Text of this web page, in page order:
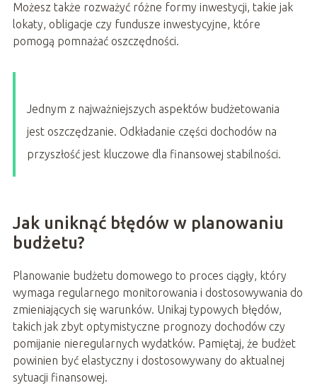
Możesz także rozważyć różne formy inwestycji, takie jak
lokaty, obligacje czy fundusze inwestycyjne, które
pomogą pomnażać oszczędności.
Jednym z najważniejszych aspektów budżetowania
jest oszczędzanie. Odkładanie części dochodów na
przyszłość jest kluczowe dla finansowej stabilności.
Jak uniknąć błędów w planowaniu
budżetu?
Planowanie budżetu domowego to proces ciągły, który
wymaga regularnego monitorowania i dostosowywania do
zmieniających się warunków. Unikaj typowych błędów,
takich jak zbyt optymistyczne prognozy dochodów czy
pomijanie nieregularnych wydatków. Pamiętaj, że budżet
powinien być elastyczny i dostosowywany do aktualnej
sytuacji finansowej.